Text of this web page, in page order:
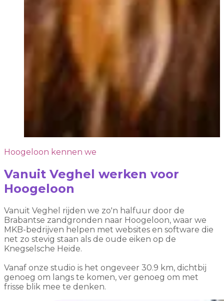
Hoogeloon kennen we
Vanuit Veghel werken voor
Hoogeloon
Vanuit Veghel rijden we zo'n halfuur door de
Brabantse zandgronden naar Hoogeloon, waar we
MKB-bedrijven helpen met websites en software die
net zo stevig staan als de oude eiken op de
Knegselsche Heide.
Vanaf onze studio is het ongeveer 30.9 km, dichtbij
genoeg om langs te komen, ver genoeg om met
frisse blik mee te denken.